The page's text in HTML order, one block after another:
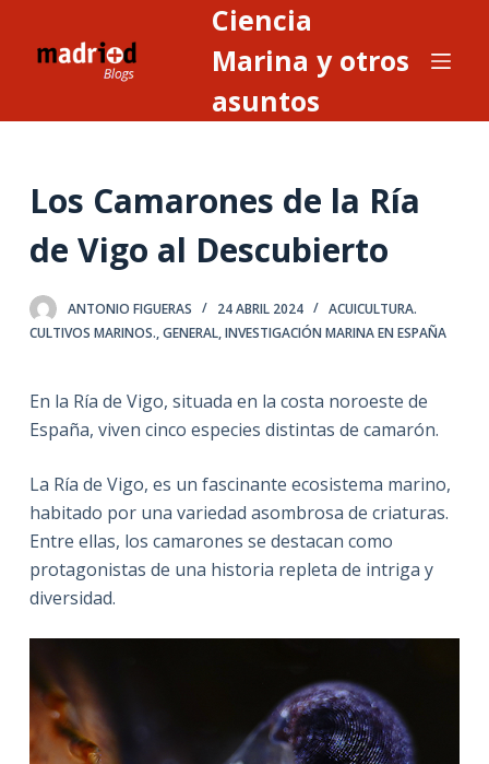
n
n
o
Ciencia
Marina y otros
asuntos
Los Camarones de la Ría
de Vigo al Descubierto
ANTONIO FIGUERAS 24 ABRIL 2024
ACUICULTURA.
CULTIVOS MARINOS.,GENERAL,INVESTIGACIÓN MARINA EN ESPAÑA
En la Ría de Vigo, situada en la costa noroeste de
España, viven cinco especies distintas de camarón.
La Ría de Vigo, es un fascinante ecosistema marino,
habitado por una variedad asombrosa de criaturas.
Entre ellas, los camarones se destacan como
protagonistas de una historia repleta de intriga y
diversidad.